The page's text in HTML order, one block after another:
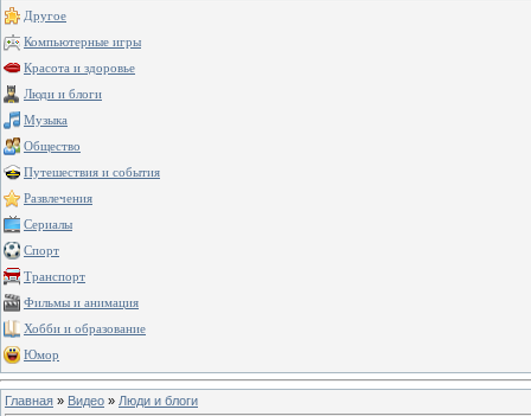
Другое
Компьютерные игры
Красота и здоровье
Люди и блоги
Музыка
Общество
Путешествия и события
Развлечения
Сериалы
Спорт
Транспорт
Фильмы и анимация
Хобби и образование
Юмор
Главная » Видео » Люди и блоги